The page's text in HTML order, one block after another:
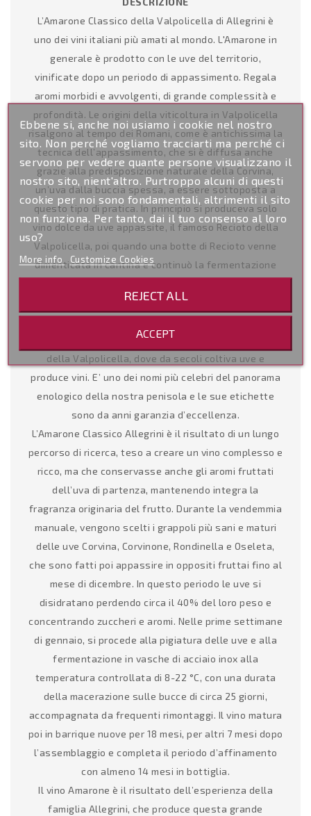
L’Amarone Classico della Valpolicella di Allegrini è
uno dei vini italiani più amati al mondo. L'Amarone in
generale è prodotto con le uve del territorio,
vinificate dopo un periodo di appassimento. Regala
aromi morbidi e avvolgenti, di grande complessità e
profondità. Le origini della viticoltura in Valpolicella
risalgono al tempo dei Romani, come è antichissima la
tecnica dell’appassimento, che si è diffusa anche
grazie alla predisposizione naturale della Corvina,
un’uva dalla buccia spessa, a essere sottoposta a
questo tipo di pratica. In principio si produceva solo
vino dolce da uve appassite, il famoso Recioto della
Valpolicella, poi quando una botte di Recioto venne
dimenticata in cantina e continuò la fermentazione
l’Amarone. Oggi è diventato il vino simbolo del
La Famiglia Allegrini rappresenta un pezzo di storia
della Valpolicella, dove da secoli coltiva uve e
produce vini. E’ uno dei nomi più celebri del panorama
enologico della nostra penisola e le sue etichette
sono da anni garanzia d’eccellenza.
L’Amarone Classico Allegrini è il risultato di un lungo
percorso di ricerca, teso a creare un vino complesso e
ricco, ma che conservasse anche gli aromi fruttati
dell’uva di partenza, mantenendo integra la
fragranza originaria del frutto. Durante la vendemmia
manuale, vengono scelti i grappoli più sani e maturi
delle uve Corvina, Corvinone, Rondinella e Oseleta,
che sono fatti poi appassire in oppositi fruttai fino al
mese di dicembre. In questo periodo le uve si
disidratano perdendo circa il 40% del loro peso e
concentrando zuccheri e aromi. Nelle prime settimane
di gennaio, si procede alla pigiatura delle uve e alla
fermentazione in vasche di acciaio inox alla
temperatura controllata di 8-22 °C, con una durata
della macerazione sulle bucce di circa 25 giorni,
accompagnata da frequenti rimontaggi. Il vino matura
poi in barrique nuove per 18 mesi, per altri 7 mesi dopo
l’assemblaggio e completa il periodo d’affinamento
con almeno 14 mesi in bottiglia.
Il vino Amarone è il risultato dell’esperienza della
famiglia Allegrini, che produce questa grande
Ebbene si, anche noi usiamo i cookie nel nostro
sito. Non perché vogliamo tracciarti ma perché ci
servono per vedere quante persone visualizzano il
nostro sito, nient'altro. Purtroppo alcuni di questi
cookie per noi sono fondamentali, altrimenti il sito
non funziona. Per tanto, dai il tuo consenso al loro
uso?
More info Customize Cookies
REJECT ALL
ACCEPT